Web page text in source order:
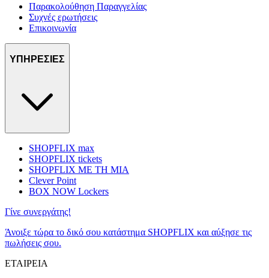
Παρακολούθηση Παραγγελίας
Συχνές ερωτήσεις
Επικοινωνία
ΥΠΗΡΕΣΙΕΣ
SHOPFLIX max
SHOPFLIX tickets
SHOPFLIX ΜΕ ΤΗ ΜΙΑ
Clever Point
BOX NOW Lockers
Γίνε συνεργάτης!
Άνοιξε τώρα το δικό σου κατάστημα SHOPFLIX και αύξησε τις
πωλήσεις σου.
ΕΤΑΙΡΕΙΑ